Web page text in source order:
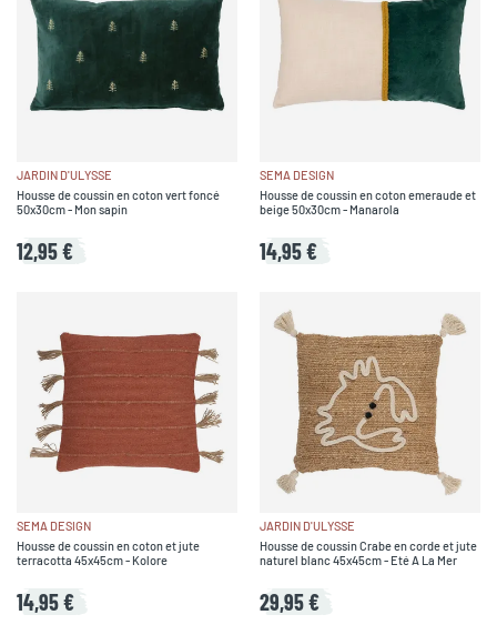
JARDIN D'ULYSSE
Housse de coussin en coton vert foncé
50x30cm - Mon sapin
12,95 €
SEMA DESIGN
Housse de coussin en coton emeraude et
beige 50x30cm - Manarola
14,95 €
SEMA DESIGN
Housse de coussin en coton et jute
terracotta 45x45cm - Kolore
14,95 €
JARDIN D'ULYSSE
Housse de coussin Crabe en corde et jute
naturel blanc 45x45cm - Eté A La Mer
29,95 €